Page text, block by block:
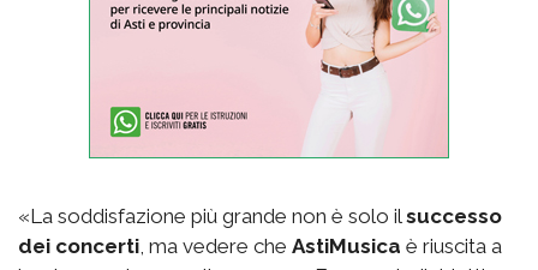
«La soddisfazione più grande non è solo ilsuccesso
dei concerti, ma vedere che AstiMusica è riuscita a